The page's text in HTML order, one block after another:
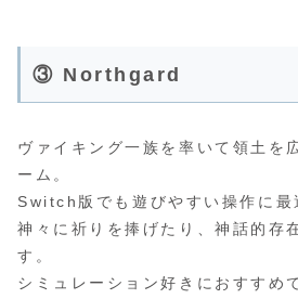
③ Northgard
ヴァイキング一族を率いて領土を
ーム。
Switch版でも遊びやすい操作に最
神々に祈りを捧げたり、神話的存
す。
シミュレーション好きにおすすめ